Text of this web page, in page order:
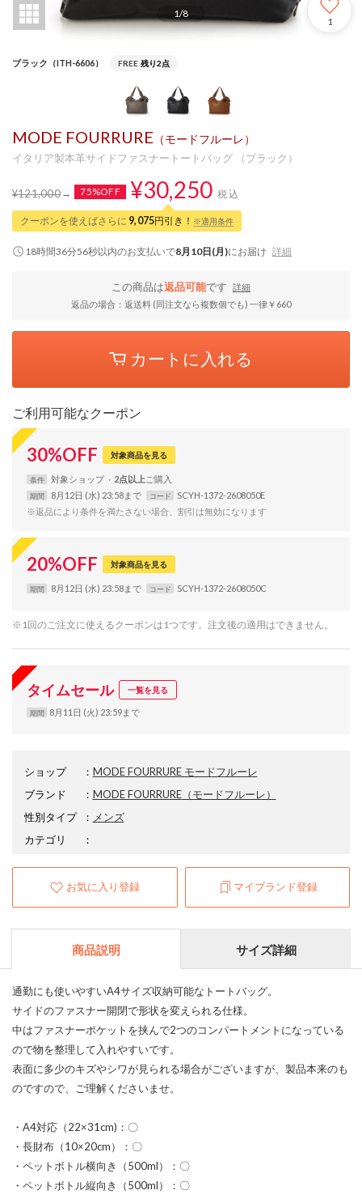
1/8
1
ブラック（ITH-6606） FREE 残り2点
MODE FOURRURE （モードフルーレ）
イタリア製本革サイドファスナートートバッグ （ブラック）
¥121,000 75%OFF ¥30,250 税込
クーポンを使えばさらに 9,075円引き！ ※適用条件
18時間36分55秒以内のお支払いで8月10日(月)にお届け 詳細
この商品は返品可能です
詳細
返品の場合：返送料 (同注文なら複数個でも) 一律￥660
カートに入れる
ご利用可能なクーポン
30%OFF 対象商品を見る
条件 対象ショップ 2点以上
期間 8月12日 (水) 23:58まで コード
SCYH-1372-2608050E
※返品により条件を満たさない場合、割引は無効になります
20%OFF 対象商品を見る
期間 8月12日 (水) 23:58まで コード SCYH-1372-2608050C
※1回のご注文に使えるクーポンは1つです。注文後の適用はできません。
タイムセール 一覧を見る
期間 8月11日 (火) 23:59まで
ショップ ： MODE FOURRURE モードフルーレ
ブランド
： MODE FOURRURE（モードフルーレ）
性別タイプ
： メンズ
カテゴリ
：
お気に入り登録 マイブランド登録
商品説明 サイズ詳細
通勤にも使いやすいA4サイズ収納可能なトートバッグ。
サイドのファスナー開閉で形状を変えられる仕様。
中はファスナーポケットを挟んで2つのコンパートメントになっている
ので物を整理して入れやすいです。
表面に多少のキズやシワが見られる場合がございますが、製品本来のも
のですので、ご理解くださいませ。
・A4対応（22×31cm)：〇
・長財布（10×20cm）：〇
・ペットボトル横向き（500ml）：〇
・ペットボトル縦向き（500ml）：〇